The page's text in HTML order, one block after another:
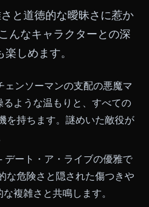
と道徳的な曖昧さに惹か
んなキャラクターとの深
しめます。
ンソーマンの支配の悪魔マ
ような温もりと、すべての
を持ちます。謎めいた敵役が
ート・ア・ライブの優雅で
な危険さと隠された傷つきや
複雑さと共鳴します。